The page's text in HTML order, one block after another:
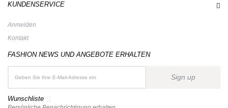
KUNDENSERVICE
Anmelden
Kontakt
FASHION NEWS UND ANGEBOTE ERHALTEN
Sign up
Wunschliste